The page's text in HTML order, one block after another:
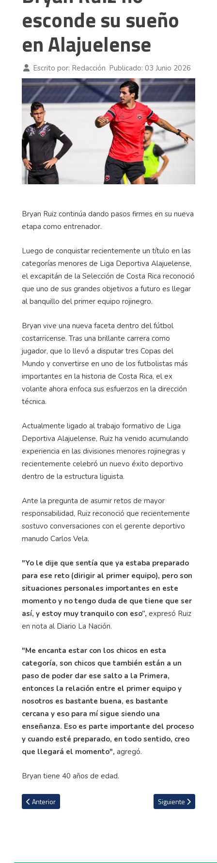
esconde su sueño
en Alajuelense
Escrito por: Redacción Publicado: 03 Junio 2026
Bryan Ruiz continúa dando pasos firmes en su nueva
etapa como entrenador.
Luego de conquistar recientemente un título en las
categorías menores de Liga Deportiva Alajuelense,
el excapitán de la Selección de Costa Rica reconoció
que uno de sus grandes objetivos a futuro es llegar
al banquillo del primer equipo rojinegro.
Bryan vive una nueva faceta dentro del fútbol
costarricense. Tras una brillante carrera como
jugador, que lo llevó a disputar tres Copas del
Mundo y convertirse en uno de los futbolistas más
importantes en la historia de Costa Rica, el ex
volante ahora enfoca sus esfuerzos en la dirección
técnica.
Actualmente ligado al trabajo formativo de Liga
Deportiva Alajuelense, Ruiz ha venido acumulando
experiencia en las divisiones menores rojinegras y
recientemente celebró un nuevo éxito deportivo
dentro de la estructura liguista.
Ante la pregunta de asumir retos de mayor
responsabilidad, Ruiz reconoció que recientemente
sostuvo conversaciones con el gerente deportivo
manudo Carlos Vela.
"Yo le dije que sentía que ya estaba preparado
para ese reto (dirigir al primer equipo), pero son
situaciones personales importantes en este
momento y no tengo duda de que tiene que ser
así, y estoy muy tranquilo con eso”, expresó Ruiz
en nota al Diario La Nación.
"Me encanta estar con los chicos en esta
categoría, son chicos que también están a un
paso de poder dar ese salto a la Primera,
entonces la relación entre el primer equipo y
nosotros es bastante buena, es bastante
cercana y eso para mí sigue siendo una
enseñanza. Eso es parte importante del proceso
y cuando esté preparado, en todo sentido, creo
que llegará el momento", agregó.
Bryan tiene 40 años de edad.
Artículo anterior: Víctor Núñez preocupado por Alejandro Bran:
Anterior Artículo siguiente:
Siguiente